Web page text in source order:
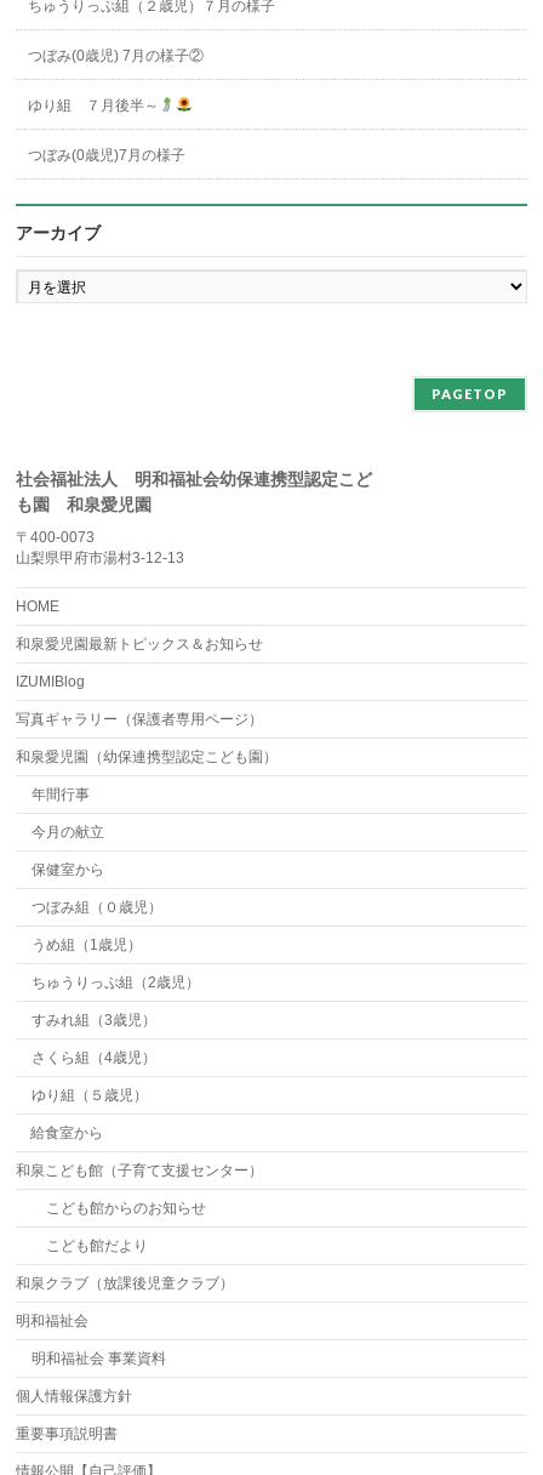
ちゅうりっぷ組（２歳児）７月の様子
つぼみ(0歳児) 7月の様子②
ゆり組 ７月後半～
つぼみ(0歳児)7月の様子
アーカイブ
ア
ー
PAGETOP
社会福祉法人 明和福祉会幼保連携型認定こど
も園 和泉愛児園
〒400-0073
山梨県甲府市湯村3-12-13
HOME
和泉愛児園最新トピックス＆お知らせ
IZUMIBlog
写真ギャラリー（保護者専用ページ）
和泉愛児園（幼保連携型認定こども園）
年間行事
今月の献立
保健室から
つぼみ組（０歳児）
うめ組（1歳児）
ちゅうりっぷ組（2歳児）
すみれ組（3歳児）
さくら組（4歳児）
ゆり組（５歳児）
給食室から
和泉こども館（子育て支援センター）
こども館からのお知らせ
こども館だより
和泉クラブ（放課後児童クラブ）
明和福祉会
明和福祉会 事業資料
個人情報保護方針
重要事項説明書
情報公開【自己評価】